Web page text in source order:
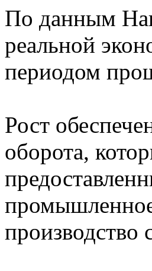
По данным
реальной
периодом
Рост
оборота,
производство